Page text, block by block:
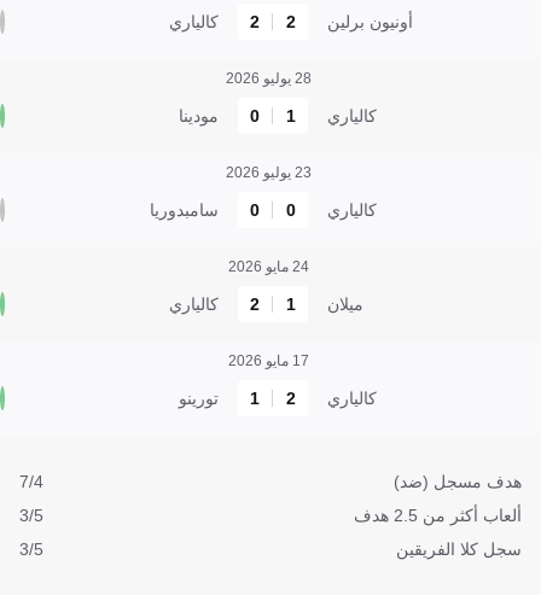
أونيون برلين 2
2 كالياري
28 يوليو 2026
كالياري 1
0 مودينا
23 يوليو 2026
كالياري 0
0 سامبدوريا
24 مايو 2026
ميلان 1
2 كالياري
17 مايو 2026
كالياري 2
1 تورينو
هدف مسجل (ضد)
7/4
ألعاب أكثر من 2.5 هدف
3/5
سجل كلا الفريقين
3/5